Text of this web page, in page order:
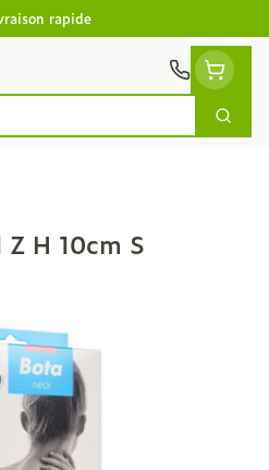
rapide
H 10cm S